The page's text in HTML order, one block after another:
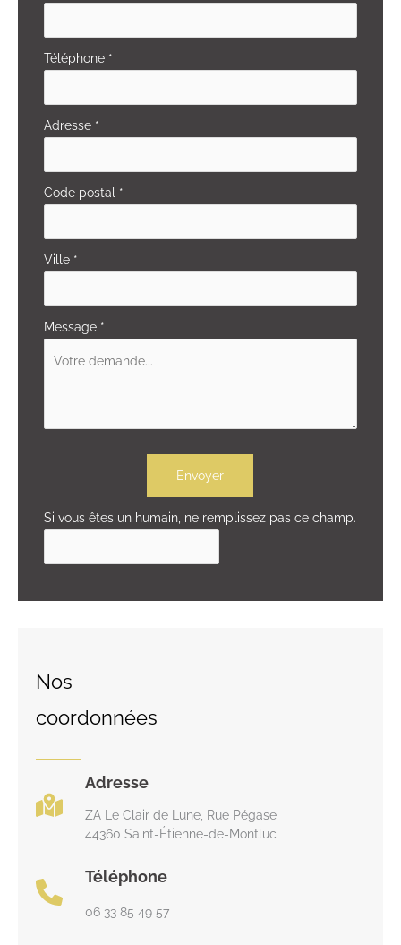
Téléphone *
Adresse *
Code postal *
Ville *
Message *
Envoyer
Si vous êtes un humain, ne remplissez pas ce champ.
Nos
coordonnées
Adresse
ZA Le Clair de Lune, Rue Pégase
44360 Saint-Étienne-de-Montluc
Téléphone
06 33 85 49 57